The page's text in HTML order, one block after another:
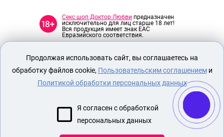
Секс шоп Доктор Любви предназначен
исключительно для лиц старше 18 лет!
Вся продукция имеет знак EAC
Евразийского соответствия.
О МАГАЗИНЕ
ОПЛАТА И ДОСТАВКА
СЕКС ИГРУШКИ
БДСМ ИГРУШКИ
МАСТУРБАТОР ДЛЯ ЧЛЕНА
Продолжая использовать сайт, вы соглашаетесь на
обработку файлов cookie, Пользовательским соглашениеми
Политикой обработки персональных данных
Я согласен с обработкой
персональных данных